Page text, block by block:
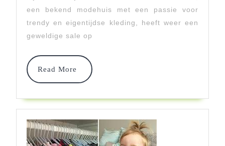
De
een bekend modehuis met een passie voor
trendy en eigentijdse kleding, heeft weer een
geweldige sale op
Read More
Read
More